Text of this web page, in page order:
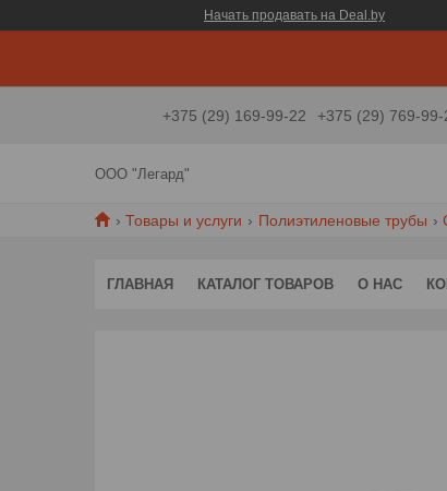
Начать продавать на Deal.by
+375 (29) 169-99-22 +375 (29) 769-99-
ООО "Легард"
Товары и услуги Полиэтиленовые трубы
ГЛАВНАЯ КАТАЛОГ ТОВАРОВ О НАС